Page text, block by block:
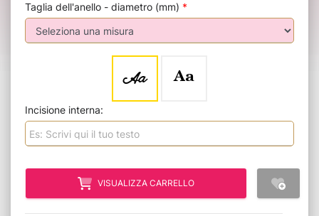
Taglia dell'anello - diametro (mm) *
Aa Aa
Incisione interna:
VISUALIZZA CARRELLO